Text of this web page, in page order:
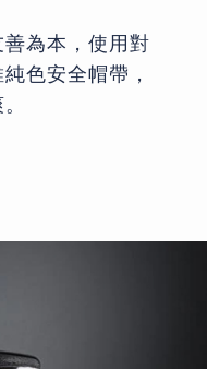
為本，使用對
色安全帽帶，